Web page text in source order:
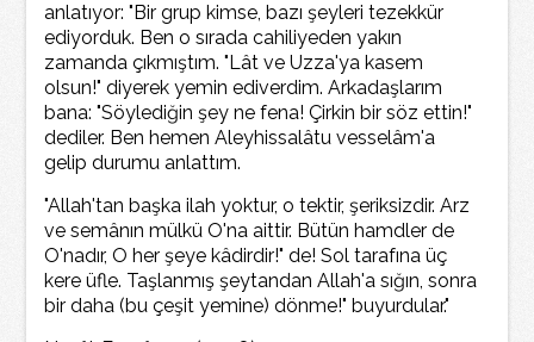
anlatıyor: "Bir grup kimse, bazı şeyleri tezekkür
ediyorduk. Ben o sırada cahiliyeden yakın
zamanda çıkmıştım. "Lât ve Uzza'ya kasem
olsun!" diyerek yemin ediverdim. Arkadaşlarım
bana: "Söylediğin şey ne fena! Çirkin bir söz ettin!"
dediler. Ben hemen Aleyhissalâtu vesselâm'a
gelip durumu anlattım.
"Allah'tan başka ilah yoktur, o tektir, şeriksizdir. Arz
ve semânın mülkü O'na aittir. Bütün hamdler de
O'nadır, O her şeye kâdirdir!" de! Sol tarafına üç
kere üfle. Taşlanmış şeytandan Allah'a sığın, sonra
bir daha (bu çeşit yemine) dönme!" buyurdular."